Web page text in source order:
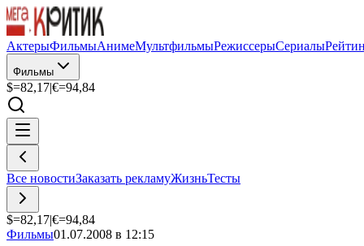
АктерыФильмыАнимеМультфильмыРежиссерыСериалы
Фильмы
$=82,17|€=94,84
Все новостиЗаказать рекламуЖизньТесты
$=82,17|€=94,84
Фильмы01.07.2008 в 12:15